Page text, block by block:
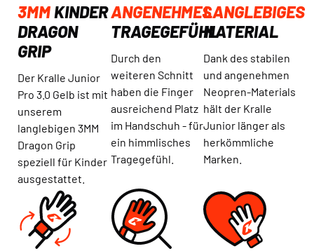
3MM KINDER
DRAGON
GRIP
Der Kralle Junior
Pro 3.0 Gelb ist mit
unserem
langlebigen 3MM
Dragon Grip
speziell für Kinder
ausgestattet.
ANGENEHMES
TRAGEGEFÜHL
Durch den
weiteren Schnitt
haben die Finger
ausreichend Platz
im Handschuh - für
ein himmlisches
Tragegefühl.
LANGLEBIGES
MATERIAL
Dank des stabilen
und angenehmen
Neopren-Materials
hält der Kralle
Junior länger als
herkömmliche
Marken.